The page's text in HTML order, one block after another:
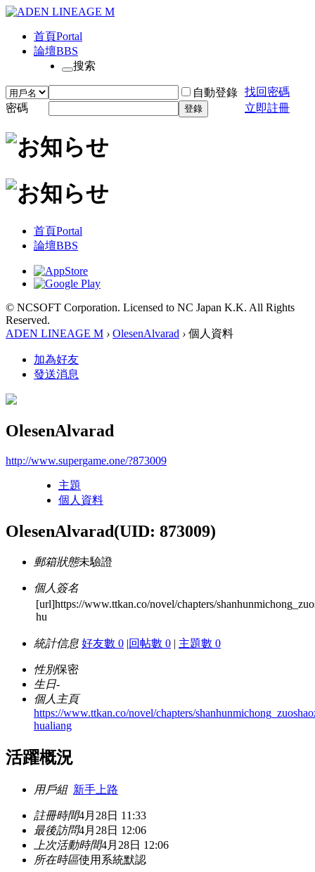
首頁Portal
論壇BBS
搜索
自動登錄 找回密碼
密碼
登錄 立即註冊
首頁Portal
論壇BBS
© NCSOFT Corporation. Licensed to NC Japan K.K. All Rights
Reserved.
ADEN LINEAGE M › OlesenAlvarad › 個人資料
加為好友
發送消息
OlesenAlvarad
http://www.supergame.one/?873009
主題
個人資料
OlesenAlvarad(UID: 873009)
郵箱狀態未驗證
個人簽名
[url]https://www.ttkan.co/novel/chapters/
hu
統計信息 好友數 0 |回帖數 0 | 主題數 0
性別保密
生日-
個人主頁
https://www.ttkan.co/novel/chapters/
hualiang
活躍概況
用戶組 新手上路
註冊時間4月28日 11:33
最後訪問4月28日 12:06
上次活動時間4月28日 12:06
所在時區使用系統默認